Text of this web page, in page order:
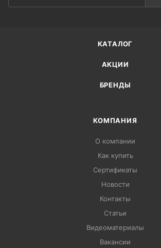
КАТАЛОГ
АКЦИИ
БРЕНДЫ
КОМПАНИЯ
О компании
Как купить
Сертификаты
Новости
Контакты
Статьи
Видеоматериалы
Вакансии